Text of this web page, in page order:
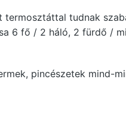
termosztáttal tudnak
6 fő / 2 háló, 2 fürdő /
pincészetek mind-